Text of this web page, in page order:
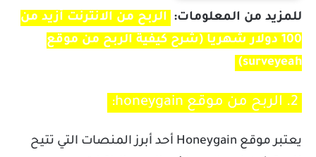
للمزيد من المعلومات: الربح من الانترنت أزيد من
100 دولار شهرياً (شرح كيفية الربح من موقع
surveyeah)
2. الربح من موقع honeygain:
يعتبر موقع Honeygain أحد أبرز المنصات التي تتيح